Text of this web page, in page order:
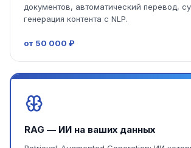
документов, автоматический перевод,
генерация контента с NLP.
от 50 000 ₽
RAG — ИИ на ваших данных